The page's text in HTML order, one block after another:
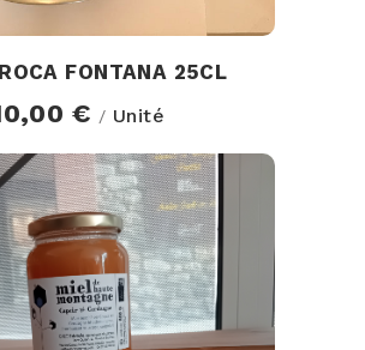
FONTANA 25CL
€ / Unité